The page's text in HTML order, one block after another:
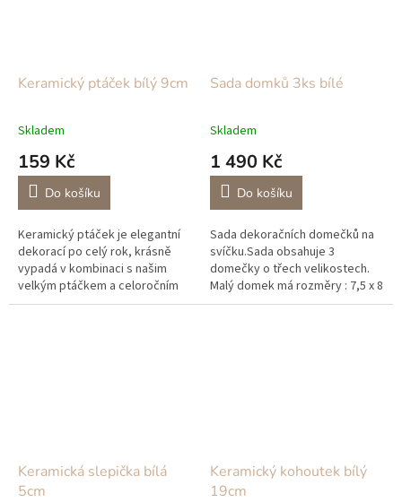
Keramický ptáček bílý 9cm
Skladem
159 Kč
Do košíku
Keramický ptáček je elegantní
dekorací po celý rok, krásně
vypadá v kombinaci s našim
velkým ptáčkem a celoročním
lněným věnečkem jako hnízdo.
Sada domků 3ks bílé
Skladem
1 490 Kč
Do košíku
Sada dekoračních domečků na
svíčku.Sada obsahuje 3
domečky o třech velikostech.
Malý domek má rozměry : 7,5 x 8
cm, výšku 21,5 cm.Střední
Keramická slepička bílá
5cm
Keramický kohoutek bílý
19cm